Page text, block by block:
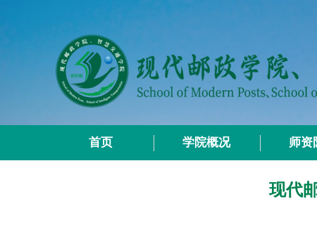
首页 学院概况 师资
现代